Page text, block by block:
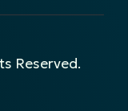
Reserved.